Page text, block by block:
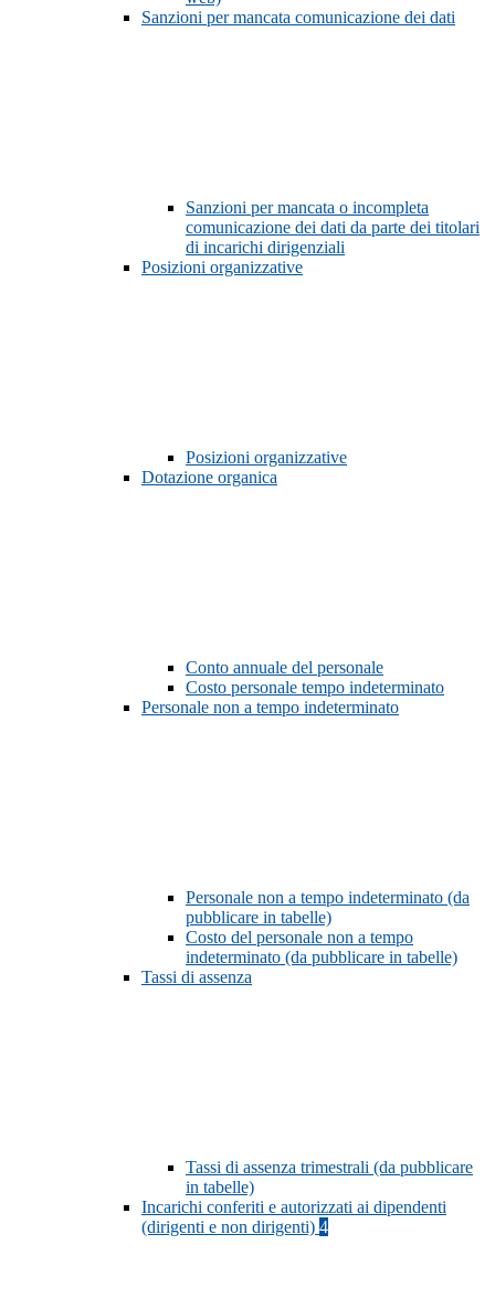
Sanzioni per mancata comunicazione dei dati
Sanzioni per mancata o incompleta
comunicazione dei dati da parte dei titolari
di incarichi dirigenziali
Posizioni organizzative
Posizioni organizzative
Dotazione organica
Conto annuale del personale
Costo personale tempo indeterminato
Personale non a tempo indeterminato
Personale non a tempo indeterminato (da
pubblicare in tabelle)
Costo del personale non a tempo
indeterminato (da pubblicare in tabelle)
Tassi di assenza
Tassi di assenza trimestrali (da pubblicare
in tabelle)
Incarichi conferiti e autorizzati ai dipendenti
(dirigenti e non dirigenti) 4